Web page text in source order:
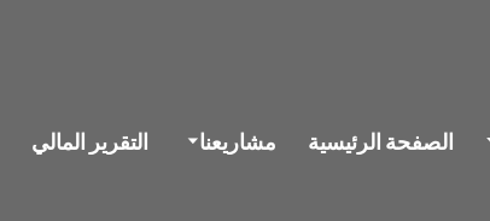
الصفحة الرئيسية مشاريعنا التقرير المالي